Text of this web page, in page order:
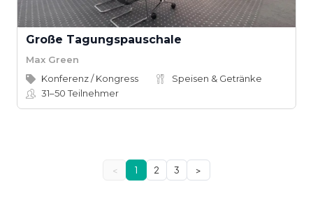
Große Tagungspauschale
Max Green
Konferenz / Kongress
Speisen & Getränke
31–50Teilnehmer
< 1 2 3 >